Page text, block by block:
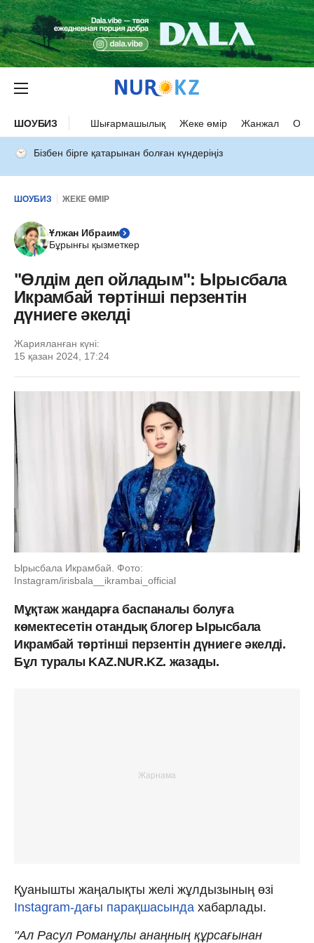
ШОУБИЗ Шығармашылық Жеке өмір Жанжал
Бізбен бірге қатарынан болған күндеріңіз
ШОУБИЗ ЖЕКЕ ӨМІР
Ұлжан Ибраим
Бұрынғы қызметкер
"Өлдім деп ойладым": Ырысбала
Икрамбай төртінші перзентін
дүниеге әкелді
Жарияланған күні:
15 қазан 2024, 17:24
Ырысбала Икрамбай. Фото:
Instagram/irisbala__ikrambai_official
Мұқтаж жандарға баспаналы болуға
көмектесетін отандық блогер Ырысбала
Икрамбай төртінші перзентін дүниеге әкелді.
Бұл туралы KAZ.NUR.KZ. жазады.
Қуанышты жаңалықты желі жұлдызының өзі
Instagram-дағы парақшасында хабарлады.
"Ал Расул Романұлы анаңның құрсағынан